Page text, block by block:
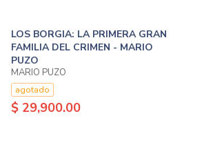
LOS BORGIA: LA PRIMERA GRAN
FAMILIA DEL CRIMEN - MARIO
PUZO
MARIO PUZO
agotado
$ 29,900.00